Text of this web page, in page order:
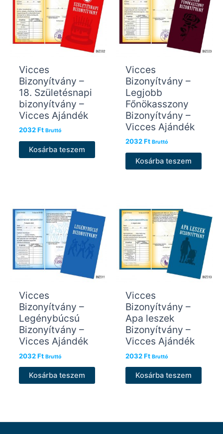
Vicces
Bizonyítvány –
18. Születésnapi
bizonyítvány –
Vicces Ajándék
2032Ft Bruttó
Kosárba teszem
Vicces
Bizonyítvány –
Legjobb
Főnökasszony
Bizonyítvány –
Vicces Ajándék
2032Ft Bruttó
Kosárba teszem
Vicces
Bizonyítvány –
Legénybúcsú
Bizonyítvány –
Vicces Ajándék
2032Ft Bruttó
Kosárba teszem
Vicces
Bizonyítvány –
Apa leszek
Bizonyítvány –
Vicces Ajándék
2032Ft Bruttó
Kosárba teszem